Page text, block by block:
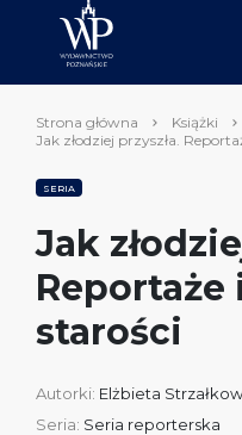
Strona główna Książki
Jak złodziej przyszła.
SERIA
Jak
starości
Autorki: Elżbieta
Seria: Seria reporterska